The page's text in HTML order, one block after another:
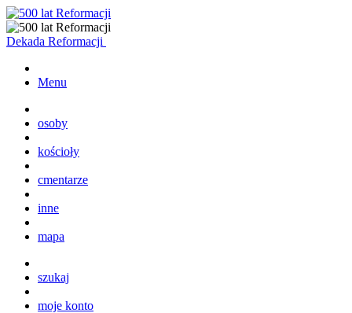
Dekada Reformacji
Menu
osoby
kościoły
cmentarze
inne
mapa
szukaj
moje konto